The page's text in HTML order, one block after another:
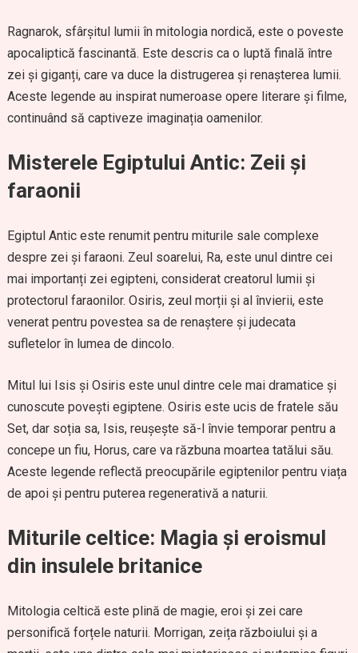
Ragnarok, sfârșitul lumii în mitologia nordică, este o poveste
apocaliptică fascinantă. Este descris ca o luptă finală între
zei și giganți, care va duce la distrugerea și renașterea lumii.
Aceste legende au inspirat numeroase opere literare și filme,
continuând să captiveze imaginația oamenilor.
Misterele Egiptului Antic: Zeii și
faraonii
Egiptul Antic este renumit pentru miturile sale complexe
despre zei și faraoni. Zeul soarelui, Ra, este unul dintre cei
mai importanți zei egipteni, considerat creatorul lumii și
protectorul faraonilor. Osiris, zeul morții și al învierii, este
venerat pentru povestea sa de renaștere și judecata
sufletelor în lumea de dincolo.
Mitul lui Isis și Osiris este unul dintre cele mai dramatice și
cunoscute povești egiptene. Osiris este ucis de fratele său
Set, dar soția sa, Isis, reușește să-l învie temporar pentru a
concepe un fiu, Horus, care va răzbuna moartea tatălui său.
Aceste legende reflectă preocupările egiptenilor pentru viața
de apoi și pentru puterea regenerativă a naturii.
Miturile celtice: Magia și eroismul
din insulele britanice
Mitologia celtică este plină de magie, eroi și zei care
personifică forțele naturii. Morrigan, zeița războiului și a